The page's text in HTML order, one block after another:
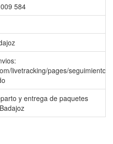
584
livetracking/pages/seguimiento-
y entrega de paquetes